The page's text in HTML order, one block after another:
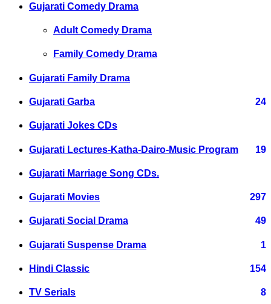
Gujarati Comedy Drama
Adult Comedy Drama
Family Comedy Drama
Gujarati Family Drama
Gujarati Garba 24
Gujarati Jokes CDs
Gujarati Lectures-Katha-Dairo-Music Program 19
Gujarati Marriage Song CDs.
Gujarati Movies 297
Gujarati Social Drama 49
Gujarati Suspense Drama 1
Hindi Classic 154
TV Serials 8